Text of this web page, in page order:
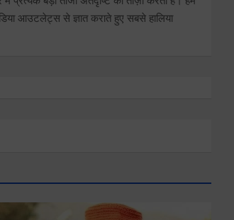
आउटलेट्स से ज्ञात कराते हुए सबसे हालिया